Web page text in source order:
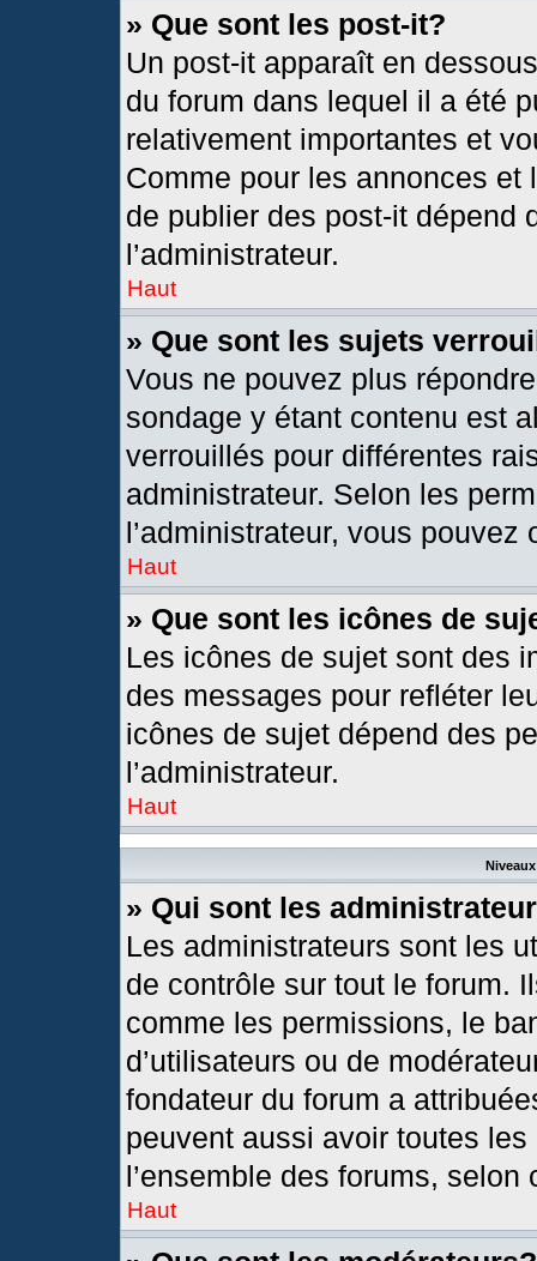
» Que sont les post-it?
Un post-it apparaît en
du forum dans lequel il a été
relativement importantes et
Comme pour les annonces
de publier des post-it dépend
l’administrateur.
Haut
» Que sont les sujets
Vous ne pouvez plus
sondage y étant contenu est
verrouillés pour différentes
administrateur. Selon les
l’administrateur, vous
Haut
» Que sont les icônes de
Les icônes de sujet sont des
des messages pour refléter
icônes de sujet dépend des
l’administrateur.
Haut
» Qui sont les
Les administrateurs sont les
de contrôle sur tout le forum.
comme les permissions, le
d’utilisateurs ou de
fondateur du forum a
peuvent aussi avoir toutes
l’ensemble des forums,
Haut